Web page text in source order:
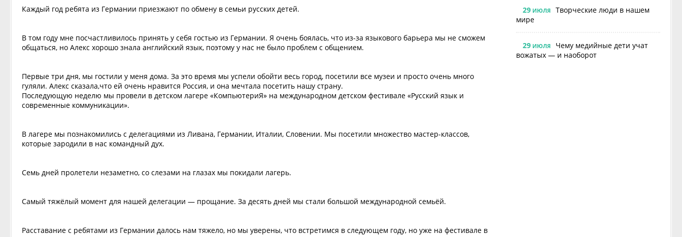
Каждый год ребята из Германии приезжают по обмену в семьи русских детей.
В том году мне посчастливилось принять у себя гостью из Германии. Я очень боялась, что из-за языкового барьера мы не сможем
общаться, но Алекс хорошо знала английский язык, поэтому у нас не было проблем с общением.
Первые три дня, мы гостили у меня дома. За это время мы успели обойти весь город, посетили все музеи и просто очень много
гуляли. Алекс сказала,что ей очень нравится Россия, и она мечтала посетить нашу страну.
Последующую неделю мы провели в детском лагере «КомпьютериЯ» на международном детском фестивале «Русский язык и
современные коммуникации».
В лагере мы познакомились с делегациями из Ливана, Германии, Италии, Словении. Мы посетили множество мастер-классов,
которые зародили в нас командный дух.
Семь дней пролетели незаметно, со слезами на глазах мы покидали лагерь.
Самый тяжёлый момент для нашей делегации — прощание. За десять дней мы стали большой международной семьёй.
Расставание с ребятами из Германии далось нам тяжело, но мы уверены, что встретимся в следующем году, но уже на фестивале в
29ИЮЛЯ
Творческие люди в нашем
мире
29ИЮЛЯ
Чему медийные дети учат
вожатых — и наоборот